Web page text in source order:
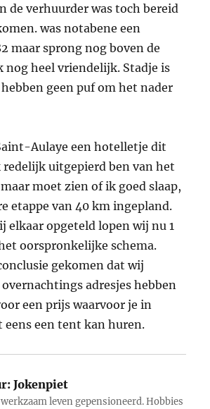
de verhuurder was toch bereid
was notabene een
maar sprong nog boven de
nog heel vriendelijk. Stadje is
geen puf om het nader
Aulaye een hotelletje dit
redelijk uitgepierd ben van het
moet zien of ik goed slaap,
etappe van 40 km ingepland.
elkaar opgeteld lopen wij nu 1
oorspronkelijke schema.
gekomen dat wij
adresjes hebben
een prijs waarvoor je in
eens een tent kan huren.
Jokenpiet
werkzaam leven gepensioneerd. Hobbies